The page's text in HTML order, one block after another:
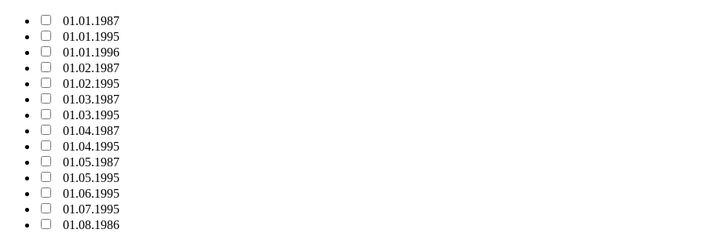
01.01.1987
01.01.1995
01.01.1996
01.02.1987
01.02.1995
01.03.1987
01.03.1995
01.04.1987
01.04.1995
01.05.1987
01.05.1995
01.06.1995
01.07.1995
01.08.1986